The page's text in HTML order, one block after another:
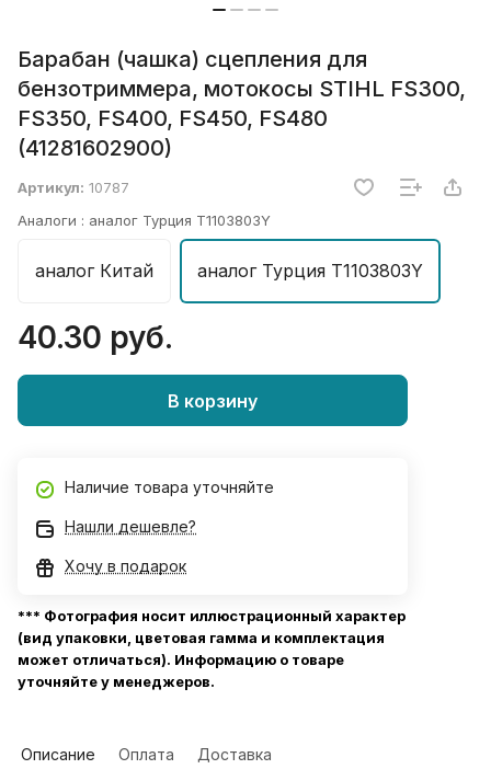
Барабан (чашка) сцепления для
бензотриммера, мотокосы STIHL FS300,
FS350, FS400, FS450, FS480
(41281602900)
Артикул: 10787
Аналоги : аналог Турция T1103803Y
аналог Китай аналог Турция T1103803Y
40.30 руб.
В корзину
Наличие товара уточняйте
Нашли дешевле?
Хочу в подарок
*** Фотография носит иллюстрационный характер
(вид упаковки, цветовая гамма и комплектация
может отличаться). Информацию о товаре
уточняйте у менеджеров.
Описание Оплата Доставка